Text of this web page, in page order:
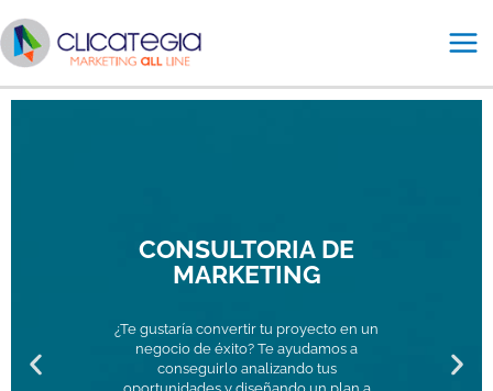
al
CONSULTORIA DE
MARKETING
¿Te gustaría convertir tu proyecto en un
negocio de éxito? Te ayudamos a
conseguirlo analizando tus
P
N